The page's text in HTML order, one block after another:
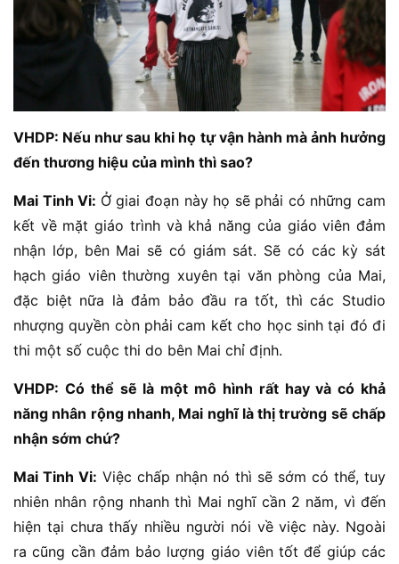
VHDP: Nếu như sau khi họ tự vận hành mà ảnh hưởng
đến thương hiệu của mình thì sao?
Mai Tinh Vi: Ở giai đoạn này họ sẽ phải có những cam
kết về mặt giáo trình và khả năng của giáo viên đảm
nhận lớp, bên Mai sẽ có giám sát. Sẽ có các kỳ sát
hạch giáo viên thường xuyên tại văn phòng của Mai,
đặc biệt nữa là đảm bảo đầu ra tốt, thì các Studio
nhượng quyền còn phải cam kết cho học sinh tại đó đi
thi một số cuộc thi do bên Mai chỉ định.
VHDP: Có thể sẽ là một mô hình rất hay và có khả
năng nhân rộng nhanh, Mai nghĩ là thị trường sẽ chấp
nhận sớm chứ?
Mai Tinh Vi: Việc chấp nhận nó thì sẽ sớm có thể, tuy
nhiên nhân rộng nhanh thì Mai nghĩ cần 2 năm, vì đến
hiện tại chưa thấy nhiều người nói về việc này. Ngoài
ra cũng cần đảm bảo lượng giáo viên tốt để giúp các